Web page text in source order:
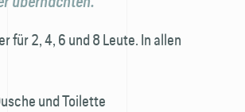
für 2, 4, 6 und 8 Leute. In allen
und Toilette